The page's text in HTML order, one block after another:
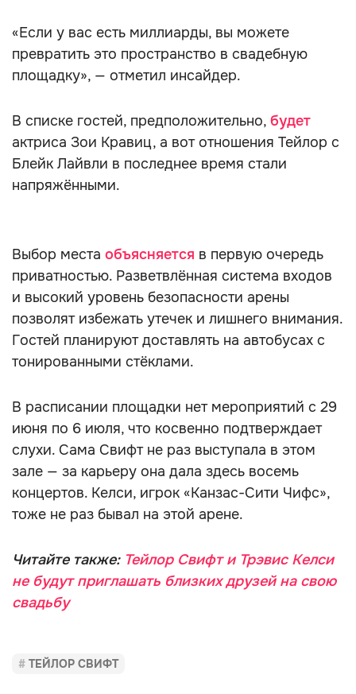
«Если у вас есть миллиарды, вы можете
превратить это пространство в свадебную
площадку», — отметил инсайдер.
В списке гостей, предположительно, будет
актриса Зои Кравиц, а вот отношения Тейлор с
Блейк Лайвли в последнее время стали
напряжёнными.
Выбор места объясняется в первую очередь
приватностью. Разветвлённая система входов
и высокий уровень безопасности арены
позволят избежать утечек и лишнего внимания.
Гостей планируют доставлять на автобусах с
тонированными стёклами.
В расписании площадки нет мероприятий с 29
июня по 6 июля, что косвенно подтверждает
слухи. Сама Свифт не раз выступала в этом
зале — за карьеру она дала здесь восемь
концертов. Келси, игрок «Канзас-Сити Чифс»,
тоже не раз бывал на этой арене.
Читайте также: Тейлор Свифт и Трэвис Келси
не будут приглашать близких друзей на свою
свадьбу
ТЕЙЛОР СВИФТ